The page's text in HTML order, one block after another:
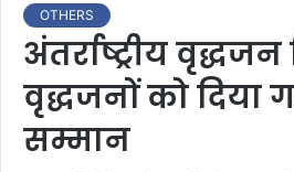
OTHERS
अंतर्राष्ट्रीय
वृद्धजनों को दिया
सम्मान